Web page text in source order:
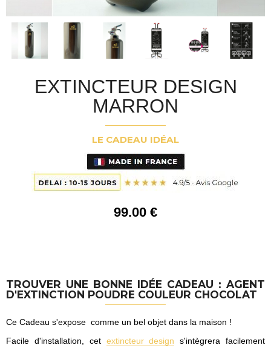
EXTINCTEUR DESIGN
MARRON
LE CADEAU IDÉAL
99.00 €
TROUVER UNE BONNE IDÉE CADEAU : AGENT
D'EXTINCTION POUDRE COULEUR CHOCOLAT
Ce Cadeau s'expose comme un bel objet dans la maison !
Facile d'installation, cet extincteur design s'intègrera facilement